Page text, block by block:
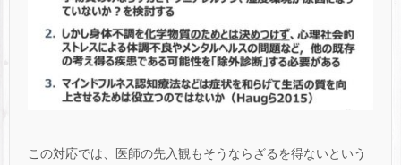
この対応では、医師の先入観もそうならざるを得ないという